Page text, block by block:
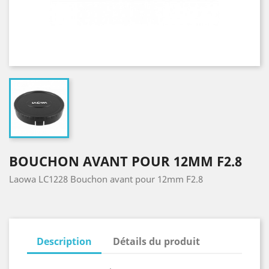
BOUCHON AVANT POUR 12MM F2.8
Laowa LC1228 Bouchon avant pour 12mm F2.8
Description Détails du produit